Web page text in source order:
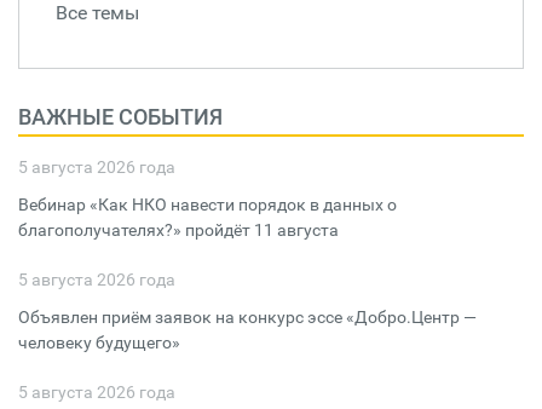
Все темы
ВАЖНЫЕ СОБЫТИЯ
5 августа 2026 года
Вебинар «Как НКО навести порядок в данных о
благополучателях?» пройдёт 11 августа
5 августа 2026 года
Объявлен приём заявок на конкурс эссе «Добро.Центр —
человеку будущего»
5 августа 2026 года